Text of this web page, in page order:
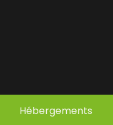
Hébergements